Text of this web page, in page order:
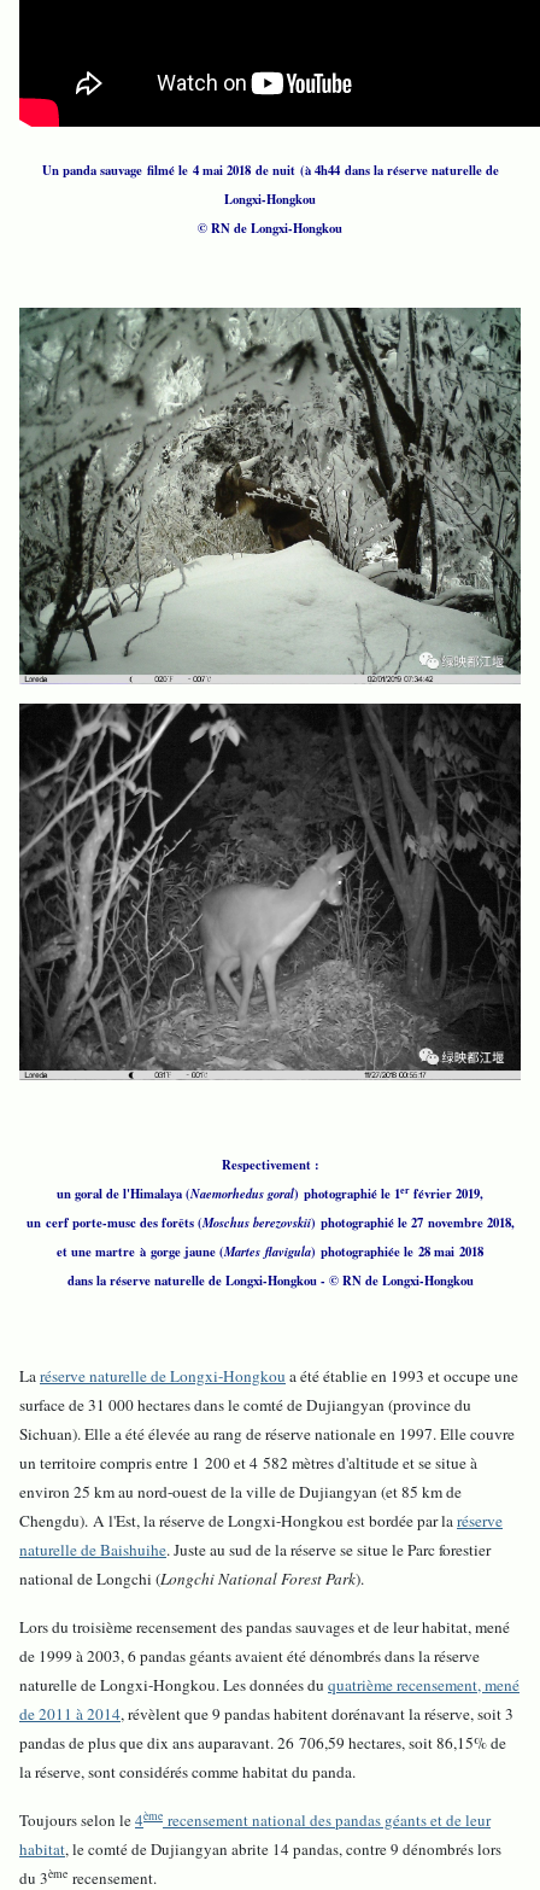
Un panda sauvage filmé le 4 mai 2018 de nuit (à 4h44 dans la réserve naturelle de
Longxi-Hongkou
© RN de Longxi-Hongkou
Respectivement :
un goral de l'Himalaya (Naemorhedus goral) photographié le 1er février 2019,
un cerf porte-musc des forêts (Moschus berezovskii) photographié le 27 novembre 2018,
et une martre à gorge jaune (Martes flavigula) photographiée le 28 mai 2018
dans la réserve naturelle de Longxi-Hongkou - © RN de Longxi-Hongkou
Laréserve naturelle de Longxi-Hongkou a été établie en 1993 et occupe une
surface de 31 000 hectares dans le comté de Dujiangyan (province du
Sichuan). Elle a été élevée au rang de réserve nationale en 1997. Elle couvre
un territoire compris entre 1 200 et 4 582 mètres d'altitude et se situe à
environ 25 km au nord-ouest de la ville de Dujiangyan (et 85 km de
Chengdu). A l'Est, la réserve de Longxi-Hongkou est bordée par laréserve
naturelle de Baishuihe. Juste au sud de la réserve se situe le Parc forestier
national de Longchi (Longchi National Forest Park).
Lors du troisième recensement des pandas sauvages et de leur habitat, mené
de 1999 à 2003, 6 pandas géants avaient été dénombrés dans la réserve
naturelle de Longxi-Hongkou. Les données du quatrième recensement, mené
de 2011 à 2014, révèlent que 9 pandas habitent dorénavant la réserve, soit 3
pandas de plus que dix ans auparavant. 26 706,59 hectares, soit 86,15% de
la réserve, sont considérés comme habitat du panda.
Toujours selon le4ème recensement national des pandas géants et de leur
habitat, le comté de Dujiangyan abrite 14 pandas, contre 9 dénombrés lors
du 3ème recensement.